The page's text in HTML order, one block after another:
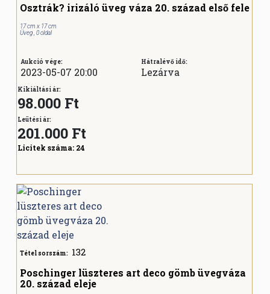
Osztrák? irizáló üveg váza 20. század első fele
17 cm x 17 cm
Üveg , 0 oldal
Aukció vége:
2023-05-07 20:00
Hátralévő idő:
Lezárva
Kikiáltási ár:
98.000 Ft
Leütési ár:
201.000 Ft
Licitek száma: 24
Tétel sorszám: 132
Poschinger lüszteres art deco gömb üvegváza
20. század eleje